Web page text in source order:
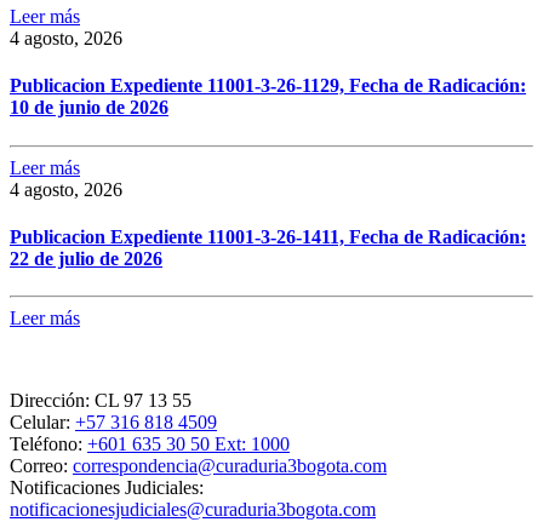
Leer más
4 agosto, 2026
Publicacion Expediente 11001-3-26-1129, Fecha de Radicación:
10 de junio de 2026
Leer más
4 agosto, 2026
Publicacion Expediente 11001-3-26-1411, Fecha de Radicación:
22 de julio de 2026
Leer más
Dirección: CL 97 13 55
Celular: +57 316 818 4509
Teléfono: +601 635 30 50 Ext: 1000
Correo: correspondencia@curaduria3bogota.com
Notificaciones Judiciales:
notificacionesjudiciales@curaduria3bogota.com